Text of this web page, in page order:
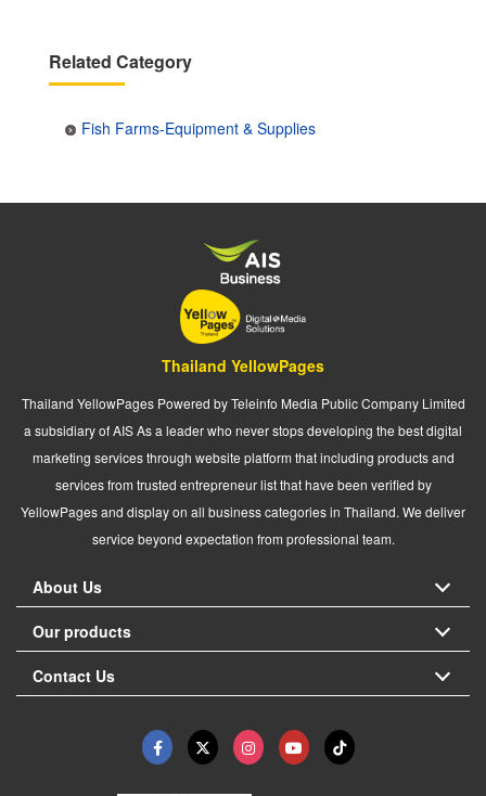
Related Category
Fish Farms-Equipment & Supplies
Thailand YellowPages
Thailand YellowPages Powered by Teleinfo Media Public Company Limited
a subsidiary of AIS As a leader who never stops developing the best digital
marketing services through website platform that including products and
services from trusted entrepreneur list that have been verified by
YellowPages and display on all business categories in Thailand. We deliver
service beyond expectation from professional team.
About Us
Our products
Contact Us